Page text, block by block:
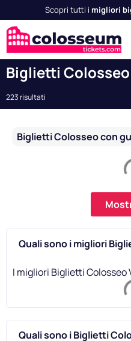
Scopri tutti i migliori
Biglietti
223 risultati
Biglietti Colosseo con
Quali sono i migliori
I migliori Biglietti Colosseo
Quali sono i Biglietti